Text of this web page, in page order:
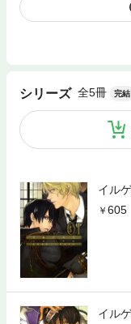
シリーズ 全5冊 完結
イル
605
イル